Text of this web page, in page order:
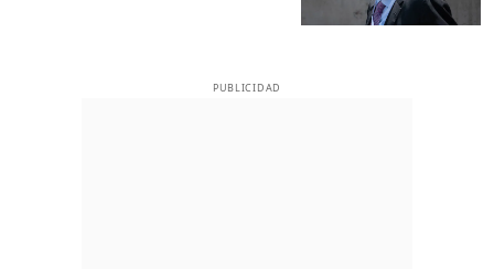
PUBLICIDAD